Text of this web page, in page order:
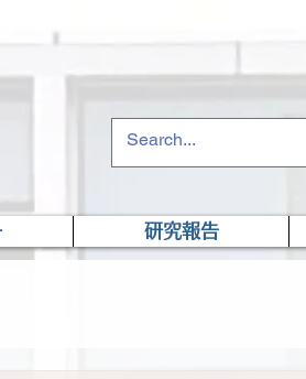
研究報告